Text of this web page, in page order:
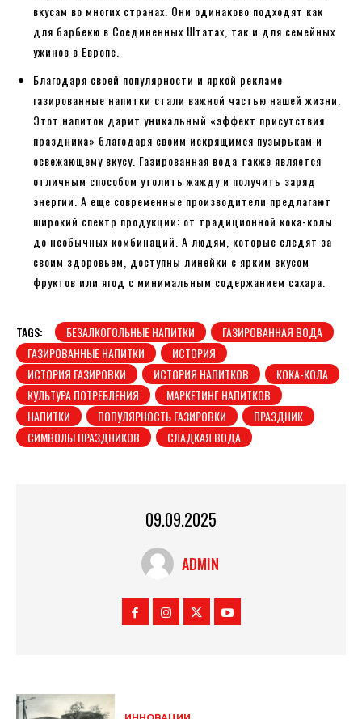
вкусам во многих странах. Они одинаково подходят как
для барбекю в Соединенных Штатах, так и для семейных
ужинов в Европе.
Благодаря своей популярности и яркой рекламе
газированные напитки стали важной частью нашей жизни.
Этот напиток дарит уникальный «эффект присутствия
праздника» благодаря своим искрящимся пузырькам и
освежающему вкусу. Газированная вода также является
отличным способом утолить жажду и получить заряд
энергии. А еще современные производители предлагают
широкий спектр продукции: от традиционной кока-колы
до необычных комбинаций. А людям, которые следят за
своим здоровьем, доступны линейки с ярким вкусом
фруктов или ягод с минимальным содержанием сахара.
TAGS: БЕЗАЛКОГОЛЬНЫЕ НАПИТКИ
ГАЗИРОВАННАЯ ВОДА
ГАЗИРОВАННЫЕ НАПИТКИ
ИСТОРИЯ
ИСТОРИЯ ГАЗИРОВКИ
ИСТОРИЯ НАПИТКОВ
КОКА-КОЛА
КУЛЬТУРА ПОТРЕБЛЕНИЯ
МАРКЕТИНГ НАПИТКОВ
НАПИТКИ
ПОПУЛЯРНОСТЬ ГАЗИРОВКИ
ПРАЗДНИК
СИМВОЛЫ ПРАЗДНИКОВ
СЛАДКАЯ ВОДА
09.09.2025
ADMIN